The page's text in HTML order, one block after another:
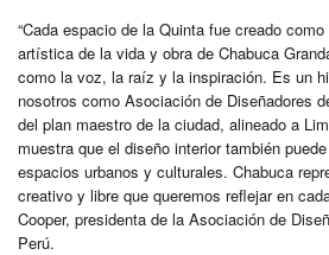
“Cada espacio de la Quinta fue creado
artística de la vida y obra de Chabuca
como la voz, la raíz y la inspiración. Es un
nosotros como Asociación de Diseñadores
del plan maestro de la ciudad, alineado a
muestra que el diseño interior también
espacios urbanos y culturales. Chabuca
creativo y libre que queremos reflejar en
Cooper, presidenta de la Asociación de
Perú.